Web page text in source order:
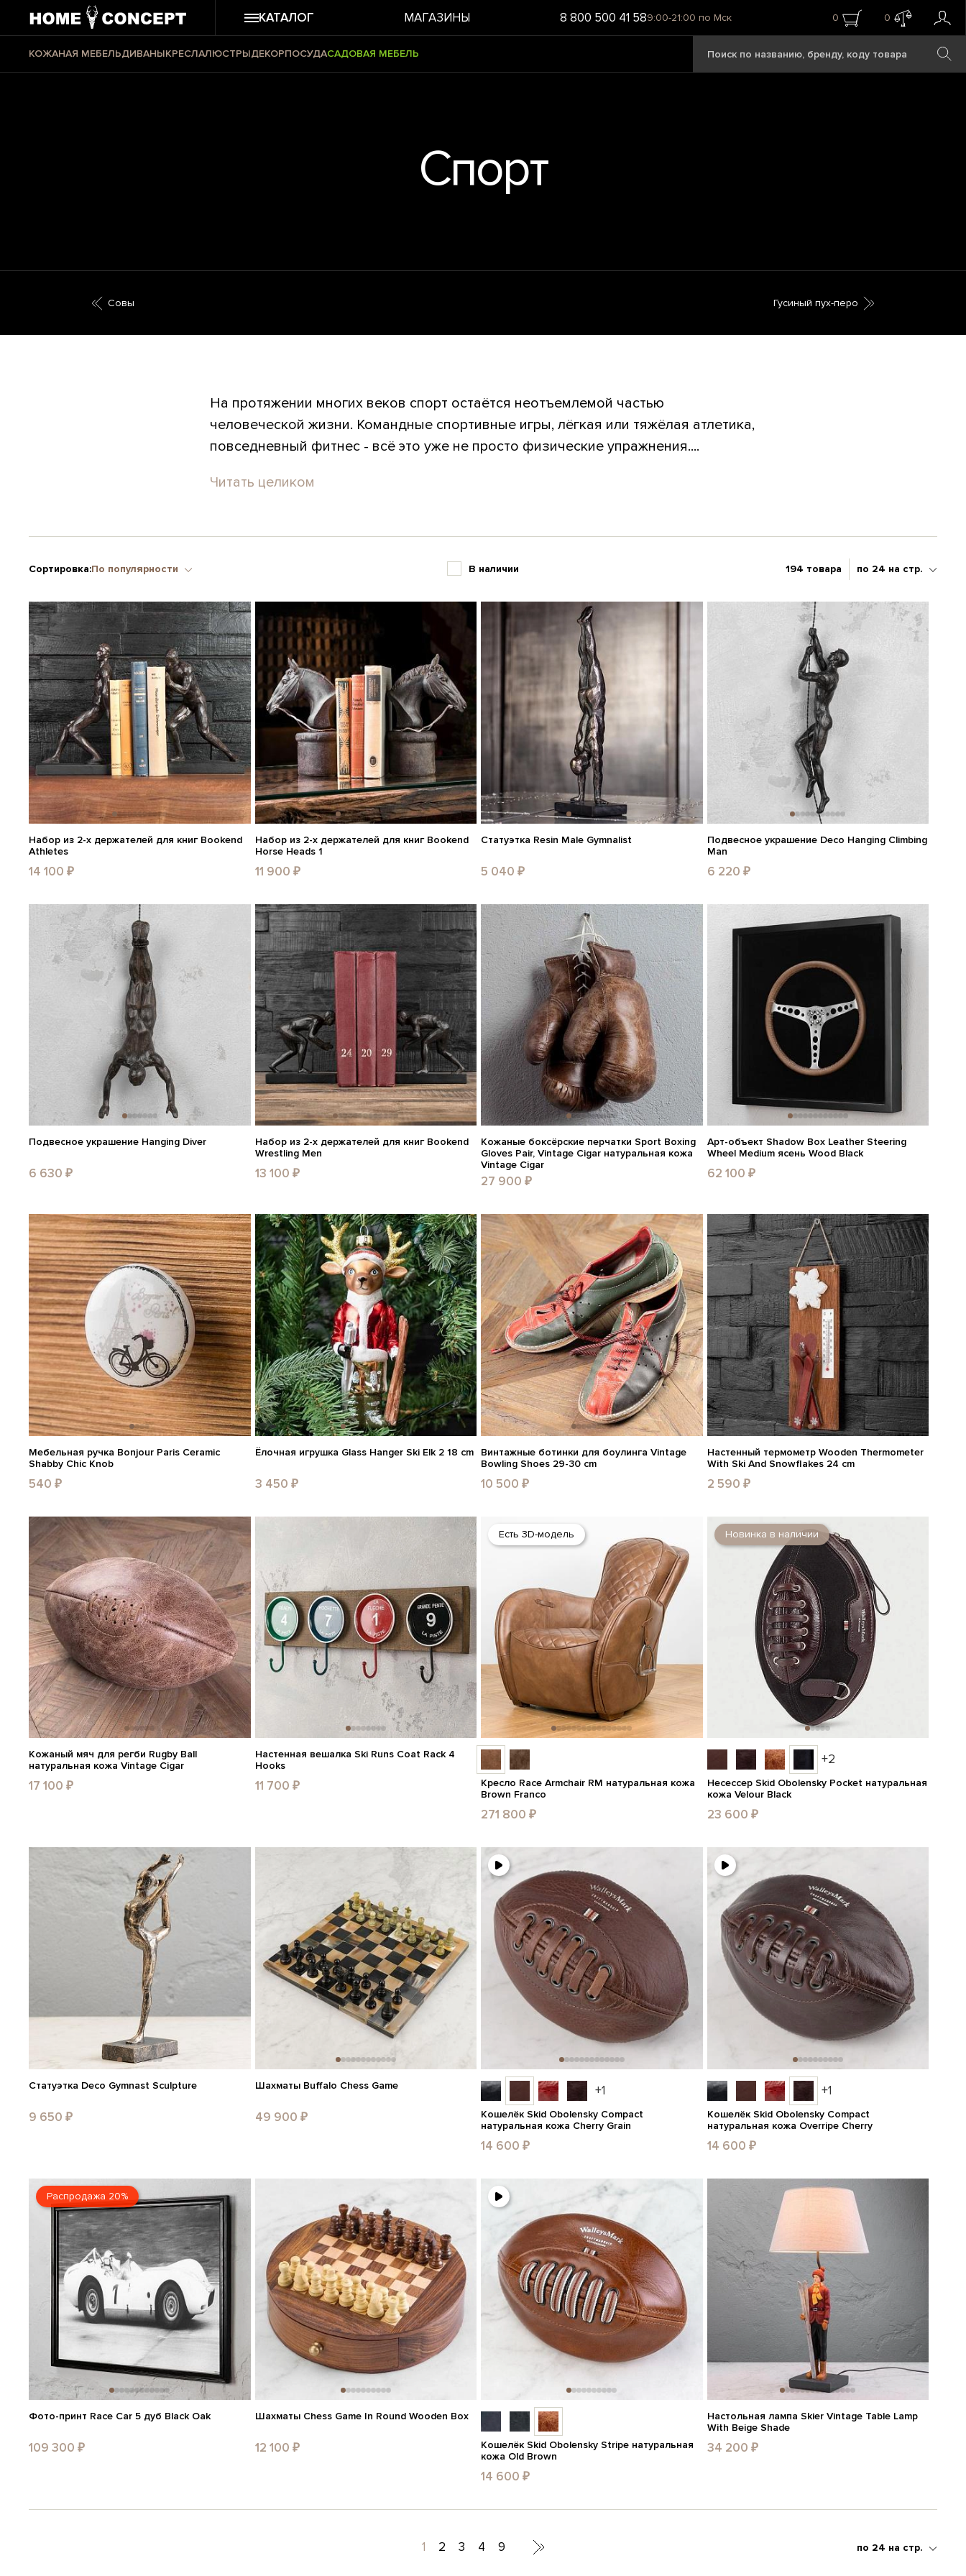
КАТАЛОГ МАГАЗИНЫ 8 800 500 41 589:00-21:00 по Мск 0 0
КОЖАНАЯ МЕБЕЛЬДИВАНЫКРЕСЛАЛЮСТРЫДЕКОРПОСУДАСАДОВАЯ МЕБЕЛЬ
Спорт
Совы Гусиный пух-перо
На протяжении многих веков спорт остаётся неотъемлемой частью
человеческой жизни. Командные спортивные игры, лёгкая или тяжёлая атлетика,
повседневный фитнес - всё это уже не просто физические упражнения....
Читать целиком
Сортировка:По популярности В наличии 194 товара по 24 на стр.
Набор из 2-х держателей для книг Bookend
Athletes
14 100 ₽
Набор из 2-х держателей для книг Bookend
Horse Heads 1
11 900 ₽
Статуэтка Resin Male Gymnalist
5 040 ₽
Подвесное украшение Deco Hanging Climbing
Man
6 220 ₽
Подвесное украшение Hanging Diver
6 630 ₽
Набор из 2-х держателей для книг Bookend
Wrestling Men
13 100 ₽
Кожаные боксёрские перчатки Sport Boxing
Gloves Pair, Vintage Cigar натуральная кожа
Vintage Cigar
27 900 ₽
Арт-объект Shadow Box Leather Steering
Wheel Medium ясень Wood Black
62 100 ₽
Мебельная ручка Bonjour Paris Ceramic
Shabby Chic Knob
540 ₽
Ёлочная игрушка Glass Hanger Ski Elk 2 18 cm
3 450 ₽
Винтажные ботинки для боулинга Vintage
Bowling Shoes 29-30 cm
10 500 ₽
Настенный термометр Wooden Thermometer
With Ski And Snowflakes 24 cm
2 590 ₽
Кожаный мяч для регби Rugby Ball
натуральная кожа Vintage Cigar
17 100 ₽
Настенная вешалка Ski Runs Coat Rack 4
Hooks
11 700 ₽
Есть 3D-модель
Кресло Race Armchair RM натуральная кожа
Brown Franco
271 800 ₽
Новинка в наличии
+2
Несессер Skid Obolensky Pocket натуральная
кожа Velour Black
23 600 ₽
Статуэтка Deco Gymnast Sculpture
9 650 ₽
Шахматы Buffalo Chess Game
49 900 ₽
+1
Кошелёк Skid Obolensky Compact
натуральная кожа Cherry Grain
14 600 ₽
+1
Кошелёк Skid Obolensky Compact
натуральная кожа Overripe Cherry
14 600 ₽
Распродажа 20%
Фото-принт Race Car 5 дуб Black Oak
109 300 ₽
Шахматы Chess Game In Round Wooden Box
12 100 ₽
Кошелёк Skid Obolensky Stripe натуральная
кожа Old Brown
14 600 ₽
Настольная лампа Skier Vintage Table Lamp
With Beige Shade
34 200 ₽
1 2 3 4 9 по 24 на стр.